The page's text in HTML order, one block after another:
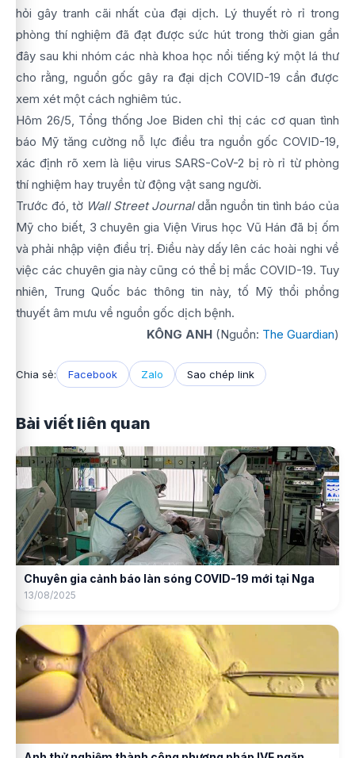
hỏi gây tranh cãi nhất của đại dịch. Lý thuyết rò rỉ trong
phòng thí nghiệm đã đạt được sức hút trong thời gian gần
đây sau khi nhóm các nhà khoa học nổi tiếng ký một lá thư
cho rằng, nguồn gốc gây ra đại dịch COVID-19 cần được
xem xét một cách nghiêm túc.
Hôm 26/5, Tổng thống Joe Biden chỉ thị các cơ quan tình
báo Mỹ tăng cường nỗ lực điều tra nguồn gốc COVID-19,
xác định rõ xem là liệu virus SARS-CoV-2 bị rò rỉ từ phòng
thí nghiệm hay truyền từ động vật sang người.
Trước đó, tờ Wall Street Journaldẫn nguồn tin tình báo của
Mỹ cho biết, 3 chuyên gia Viện Virus học Vũ Hán đã bị ốm
và phải nhập viện điều trị. Điều này dấy lên các hoài nghi về
việc các chuyên gia này cũng có thể bị mắc COVID-19. Tuy
nhiên, Trung Quốc bác thông tin này, tố Mỹ thổi phồng
thuyết âm mưu về nguồn gốc dịch bệnh.
KÔNG ANH (Nguồn: The Guardian)
Chia sẻ: Facebook Zalo Sao chép link
Bài viết liên quan
Chuyên gia cảnh báo làn sóng COVID-19 mới tại Nga
13/08/2025